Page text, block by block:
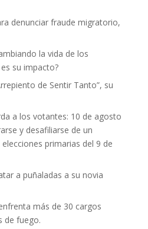
denunciar fraude migratorio,
la vida de los
su impacto?
de Sentir Tanto”, su
a los votantes: 10 de agosto
y desafiliarse de un
primarias del 9 de
a puñaladas a su novia
más de 30 cargos
de fuego.